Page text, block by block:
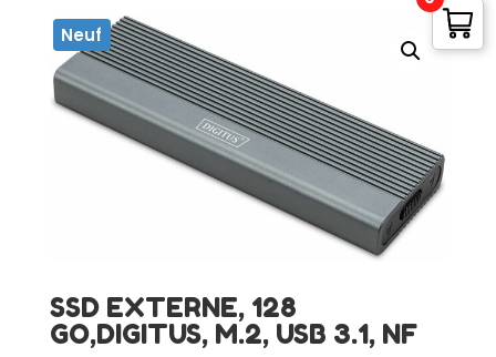
Neuf
SSD EXTERNE, 128
GO,DIGITUS, M.2, USB 3.1, NF